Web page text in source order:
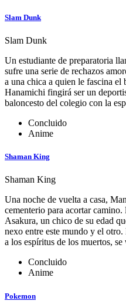
Slam Dunk
Slam Dunk
Un estudiante de preparatoria
sufre una serie de rechazos
a una chica a quien le fascina el
Hanamichi fingirá ser un
baloncesto del colegio con la
Concluido
Anime
Shaman King
Shaman King
Una noche de vuelta a casa,
cementerio para acortar
Asakura, un chico de su edad
nexo entre este mundo y el
a los espíritus de los muertos,
Concluido
Anime
Pokemon